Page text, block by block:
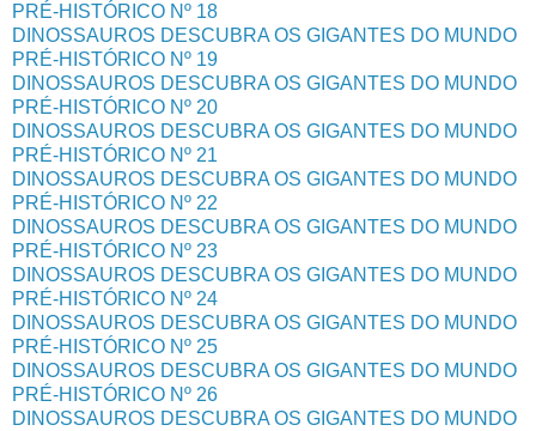
PRÉ-HISTÓRICO Nº 18
DINOSSAUROS DESCUBRA OS GIGANTES DO MUNDO
PRÉ-HISTÓRICO Nº 19
DINOSSAUROS DESCUBRA OS GIGANTES DO MUNDO
PRÉ-HISTÓRICO Nº 20
DINOSSAUROS DESCUBRA OS GIGANTES DO MUNDO
PRÉ-HISTÓRICO Nº 21
DINOSSAUROS DESCUBRA OS GIGANTES DO MUNDO
PRÉ-HISTÓRICO Nº 22
DINOSSAUROS DESCUBRA OS GIGANTES DO MUNDO
PRÉ-HISTÓRICO Nº 23
DINOSSAUROS DESCUBRA OS GIGANTES DO MUNDO
PRÉ-HISTÓRICO Nº 24
DINOSSAUROS DESCUBRA OS GIGANTES DO MUNDO
PRÉ-HISTÓRICO Nº 25
DINOSSAUROS DESCUBRA OS GIGANTES DO MUNDO
PRÉ-HISTÓRICO Nº 26
DINOSSAUROS DESCUBRA OS GIGANTES DO MUNDO